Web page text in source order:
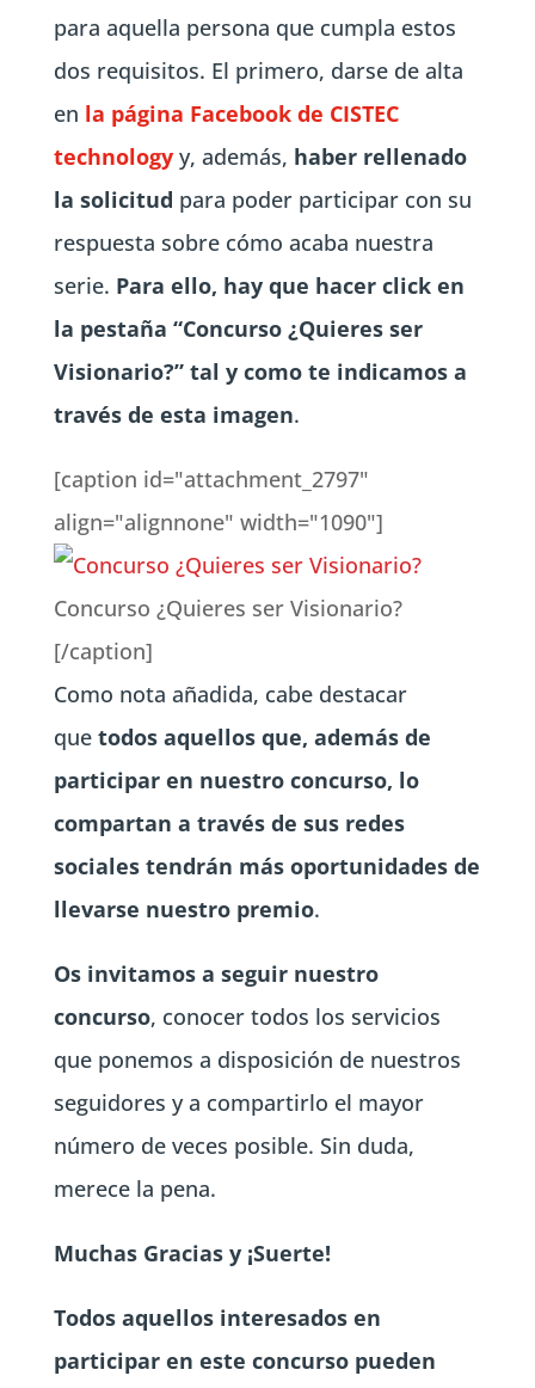
para aquella persona que cumpla estos
dos requisitos. El primero, darse de alta
en la página Facebook de CISTEC
technology y, además, haber rellenado
la solicitud para poder participar con su
respuesta sobre cómo acaba nuestra
serie. Para ello, hay que hacer click en
la pestaña “Concurso ¿Quieres ser
Visionario?” tal y como te indicamos a
través de esta imagen.
[caption id="attachment_2797"
align="alignnone" width="1090"]
Concurso ¿Quieres ser Visionario?
[/caption]
Como nota añadida, cabe destacar
que todos aquellos que, además de
participar en nuestro concurso, lo
compartan a través de sus redes
sociales tendrán más oportunidades de
llevarse nuestro premio.
Os invitamos a seguir nuestro
concurso, conocer todos los servicios
que ponemos a disposición de nuestros
seguidores y a compartirlo el mayor
número de veces posible. Sin duda,
merece la pena.
Muchas Gracias y ¡Suerte!
Todos aquellos interesados en
participar en este concurso pueden